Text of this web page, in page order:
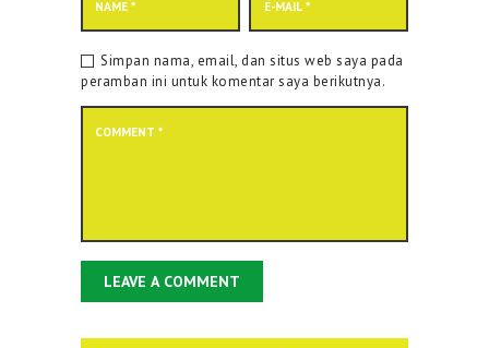
Simpan nama, email, dan situs web saya pada
peramban ini untuk komentar saya berikutnya.